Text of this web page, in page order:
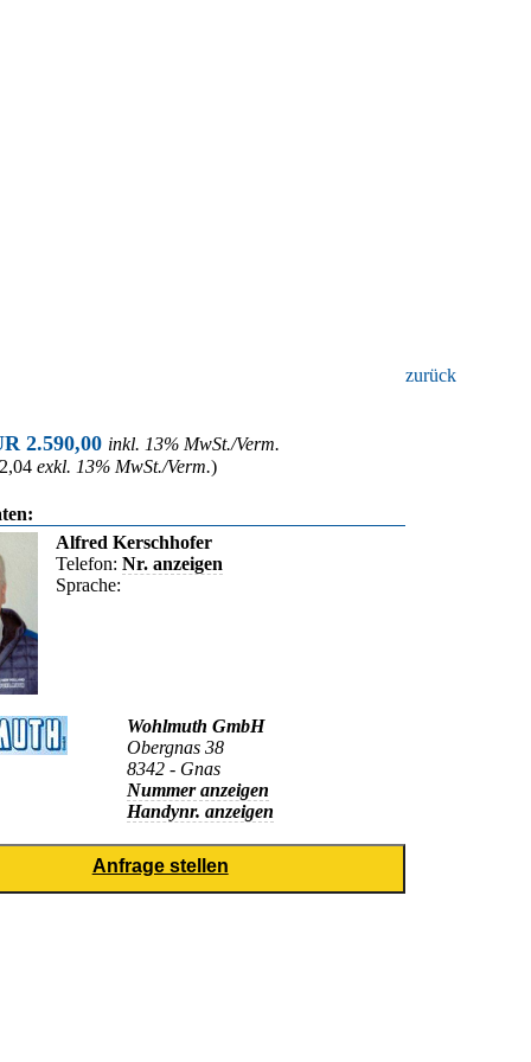
zurück
2.590,00 inkl. 13% MwSt./Verm.
exkl. 13% MwSt./Verm.)
Alfred Kerschhofer
Telefon: Nr. anzeigen
Sprache:
Wohlmuth GmbH
Obergnas 38
8342 - Gnas
Nummer anzeigen
Handynr. anzeigen